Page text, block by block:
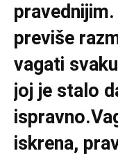
previše
vagati
joj je stalo
iskrena,